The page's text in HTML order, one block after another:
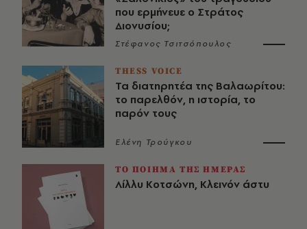
που ερμήνευε ο Στράτος
Διονυσίου;
Στέφανος Τσιτσόπουλος
THESS VOICE
Τα διατηρητέα της Βαλαωρίτου:
το παρελθόν, η ιστορία, το
παρόν τους
Ελένη Τρούγκου
ΤΟ ΠΟΙΗΜΑ ΤΗΣ ΗΜΕΡΑΣ
Λίλλυ Κοτσώνη, Κλεινόν άστυ